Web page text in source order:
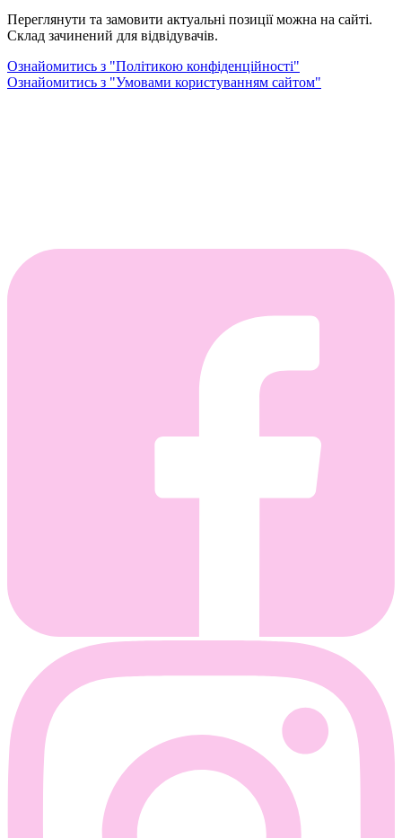
Переглянути та замовити актуальні позиції можна на сайті.
Склад зачинений для відвідувачів.
Ознайомитись з "Політикою конфіденційності"
Ознайомитись з "Умовами користуванням сайтом"